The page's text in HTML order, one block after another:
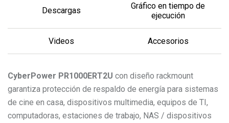
Descargas
Gráfico en tiempo de
ejecución
Videos Accesorios
CyberPower PR1000ERT2U con diseño rackmount
garantiza protección de respaldo de energía para sistemas
de cine en casa, dispositivos multimedia, equipos de TI,
computadoras, estaciones de trabajo, NAS / dispositivos